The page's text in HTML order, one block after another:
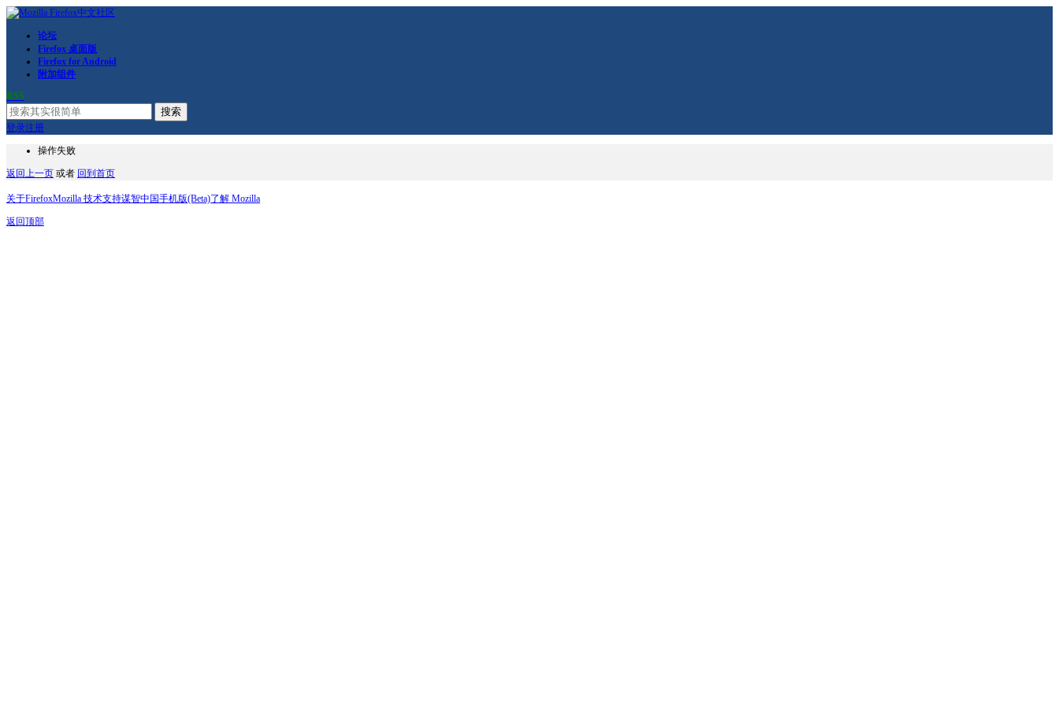
论坛
Firefox 桌面版
Firefox for Android
附加组件
RSS
搜索
登录注册
操作失败
返回上一页 或者 回到首页
关于FirefoxMozilla 技术支持谋智中国手机版(Beta)了解 Mozilla
返回顶部